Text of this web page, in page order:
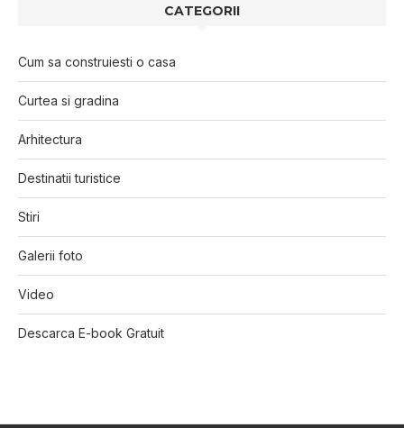
CATEGORII
Cum sa construiesti o casa
Curtea si gradina
Arhitectura
Destinatii turistice
Stiri
Galerii foto
Video
Descarca E-book Gratuit